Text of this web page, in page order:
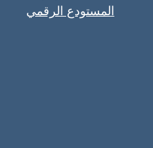
المستودع الرقمي